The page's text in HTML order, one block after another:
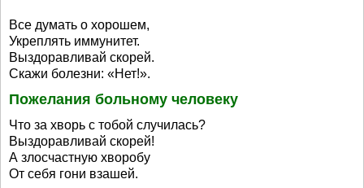
Все думать о хорошем,
Укреплять иммунитет.
Выздоравливай скорей.
Скажи болезни: «Нет!».
Пожелания больному человеку
Что за хворь с тобой случилась?
Выздоравливай скорей!
А злосчастную хворобу
От себя гони взашей.